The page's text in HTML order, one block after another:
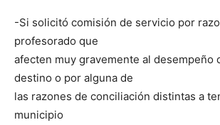
-Si solicitó comisión de servicio por
profesorado que
afecten muy gravemente al desempeño
destino o por alguna de
las razones de conciliación distintas a
municipio